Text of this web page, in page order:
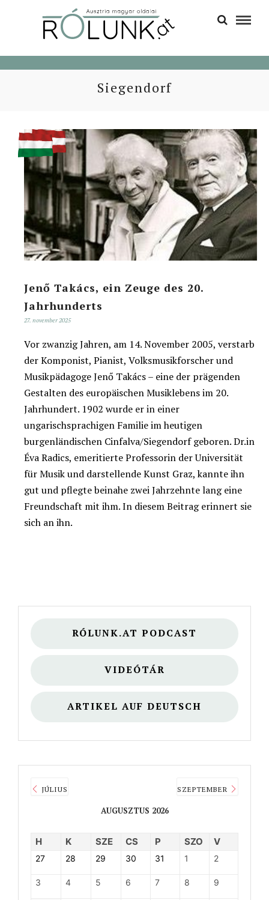
Siegendorf
Jenő Takács, ein Zeuge des 20.
Jahrhunderts
27. november 2025
Vor zwanzig Jahren, am 14. November 2005, verstarb
der Komponist, Pianist, Volksmusikforscher und
Musikpädagoge Jenő Takács – eine der prägenden
Gestalten des europäischen Musiklebens im 20.
Jahrhundert. 1902 wurde er in einer
ungarischsprachigen Familie im heutigen
burgenländischen Cinfalva/Siegendorf geboren. Dr.in
Éva Radics, emeritierte Professorin der Universität
für Musik und darstellende Kunst Graz, kannte ihn
gut und pflegte beinahe zwei Jahrzehnte lang eine
Freundschaft mit ihm. In diesem Beitrag erinnert sie
sich an ihn.
RÓLUNK.AT PODCAST
VIDEÓTÁR
ARTIKEL AUF DEUTSCH
JÚLIUS
AUGUSZTUS 2026
SZEPTEMBER
H K SZE CS P SZO V
27 28 29 30 31 1 2
3 4 5 6 7 8 9